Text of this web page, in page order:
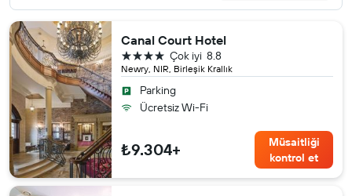
Canal Court Hotel
Newry, NIR, Birleşik Krallık
8.8
Çok iyi
4 yıldız
Parking
Ücretsiz Wi-Fi
₺9.304+
Müsaitliği
kontrol et